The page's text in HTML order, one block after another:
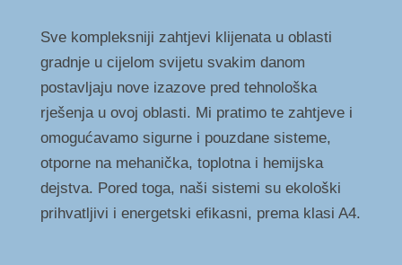
Sve kompleksniji zahtjevi klijenata u oblasti
gradnje u cijelom svijetu svakim danom
postavljaju nove izazove pred tehnološka
rješenja u ovoj oblasti. Mi pratimo te zahtjeve i
omogućavamo sigurne i pouzdane sisteme,
otporne na mehanička, toplotna i hemijska
dejstva. Pored toga, naši sistemi su ekološki
prihvatljivi i energetski efikasni, prema klasi A4.